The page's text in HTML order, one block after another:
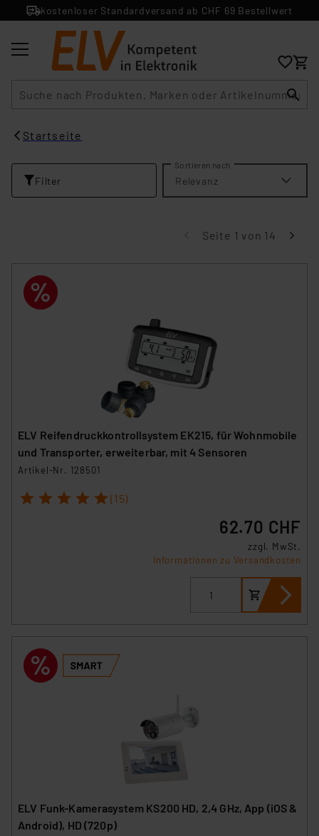
kostenloser Standardversand ab CHF 69 Bestellwert
Startseite
Filter
Sortieren nach
Relevanz
Seite 1 von 14
ELV Reifendruckkontrollsystem EK215, für Wohnmobile
und Transporter, erweiterbar, mit 4 Sensoren
Artikel-Nr. 128501
1 2 3 4 5 (15)
62.70 CHF
zzgl. MwSt.
Informationen zu Versandkosten
ELV Funk-Kamerasystem KS200 HD, 2,4 GHz, App (iOS &
Android), HD (720p)